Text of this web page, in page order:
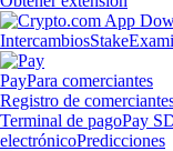
IntercambiosStake
PayPara comerciantes
Registro de
Terminal de pagoPay
electrónicoPredicciones